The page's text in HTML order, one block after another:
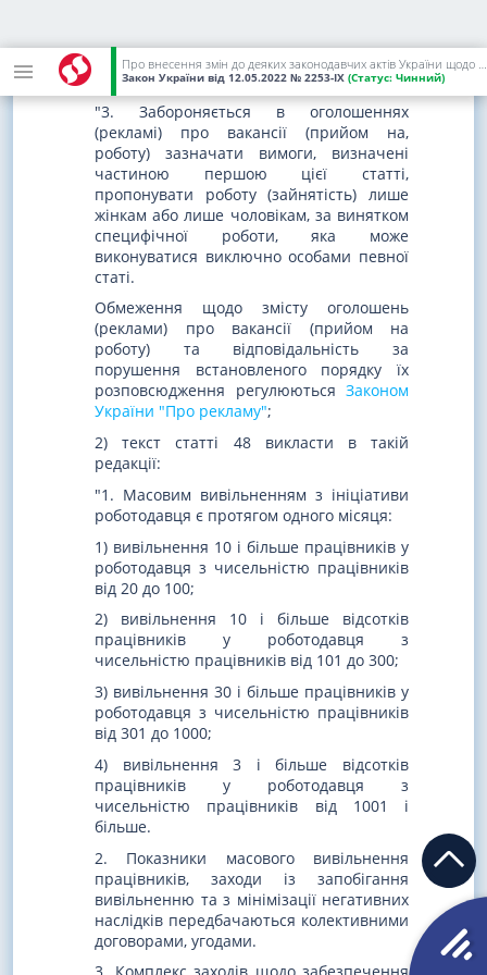
Про внесення змін до деяких законодавчих актів України щодо посилення захисту прав працівників
Закон України від 12.05.2022 № 2253-IX (Статус: Чинний)
ознаками, не пов'язаними з характером
роботи або умовами її виконання";
"3. Забороняється в оголошеннях
(рекламі) про вакансії (прийом на,
роботу) зазначати вимоги, визначені
частиною першою цієї статті,
пропонувати роботу (зайнятість) лише
жінкам або лише чоловікам, за винятком
специфічної роботи, яка може
виконуватися виключно особами певної
статі.
Обмеження щодо змісту оголошень
(реклами) про вакансії (прийом на
роботу) та відповідальність за
порушення встановленого порядку їх
розповсюдження регулюються Законом
України "Про рекламу";
2) текст статті 48 викласти в такій
редакції:
"1. Масовим вивільненням з ініціативи
роботодавця є протягом одного місяця:
1) вивільнення 10 і більше працівників у
роботодавця з чисельністю працівників
від 20 до 100;
2) вивільнення 10 і більше відсотків
працівників у роботодавця з
чисельністю працівників від 101 до 300;
3) вивільнення 30 і більше працівників у
роботодавця з чисельністю працівників
від 301 до 1000;
4) вивільнення 3 і більше відсотків
працівників у роботодавця з
чисельністю працівників від 1001 і
більше.
2. Показники масового вивільнення
працівників, заходи із запобігання
вивільненню та з мінімізації негативних
наслідків передбачаються колективними
договорами, угодами.